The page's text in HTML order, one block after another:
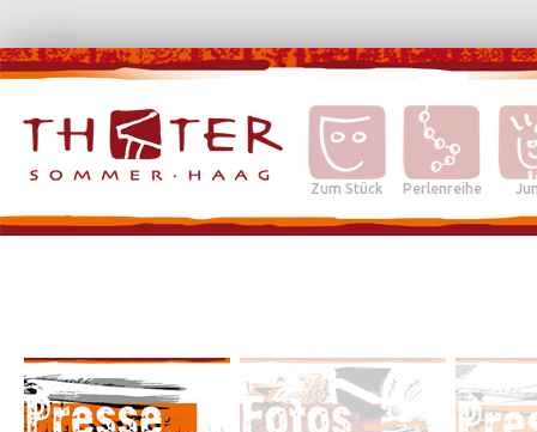
Zum Stück Perlenreihe